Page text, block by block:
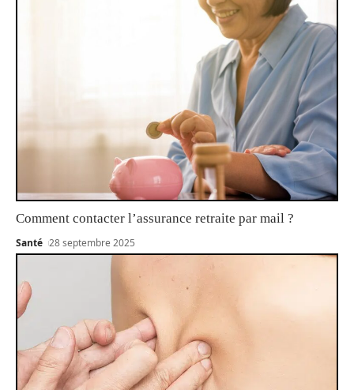
Comment contacter l’assurance retraite par mail ?
Santé 28 septembre 2025